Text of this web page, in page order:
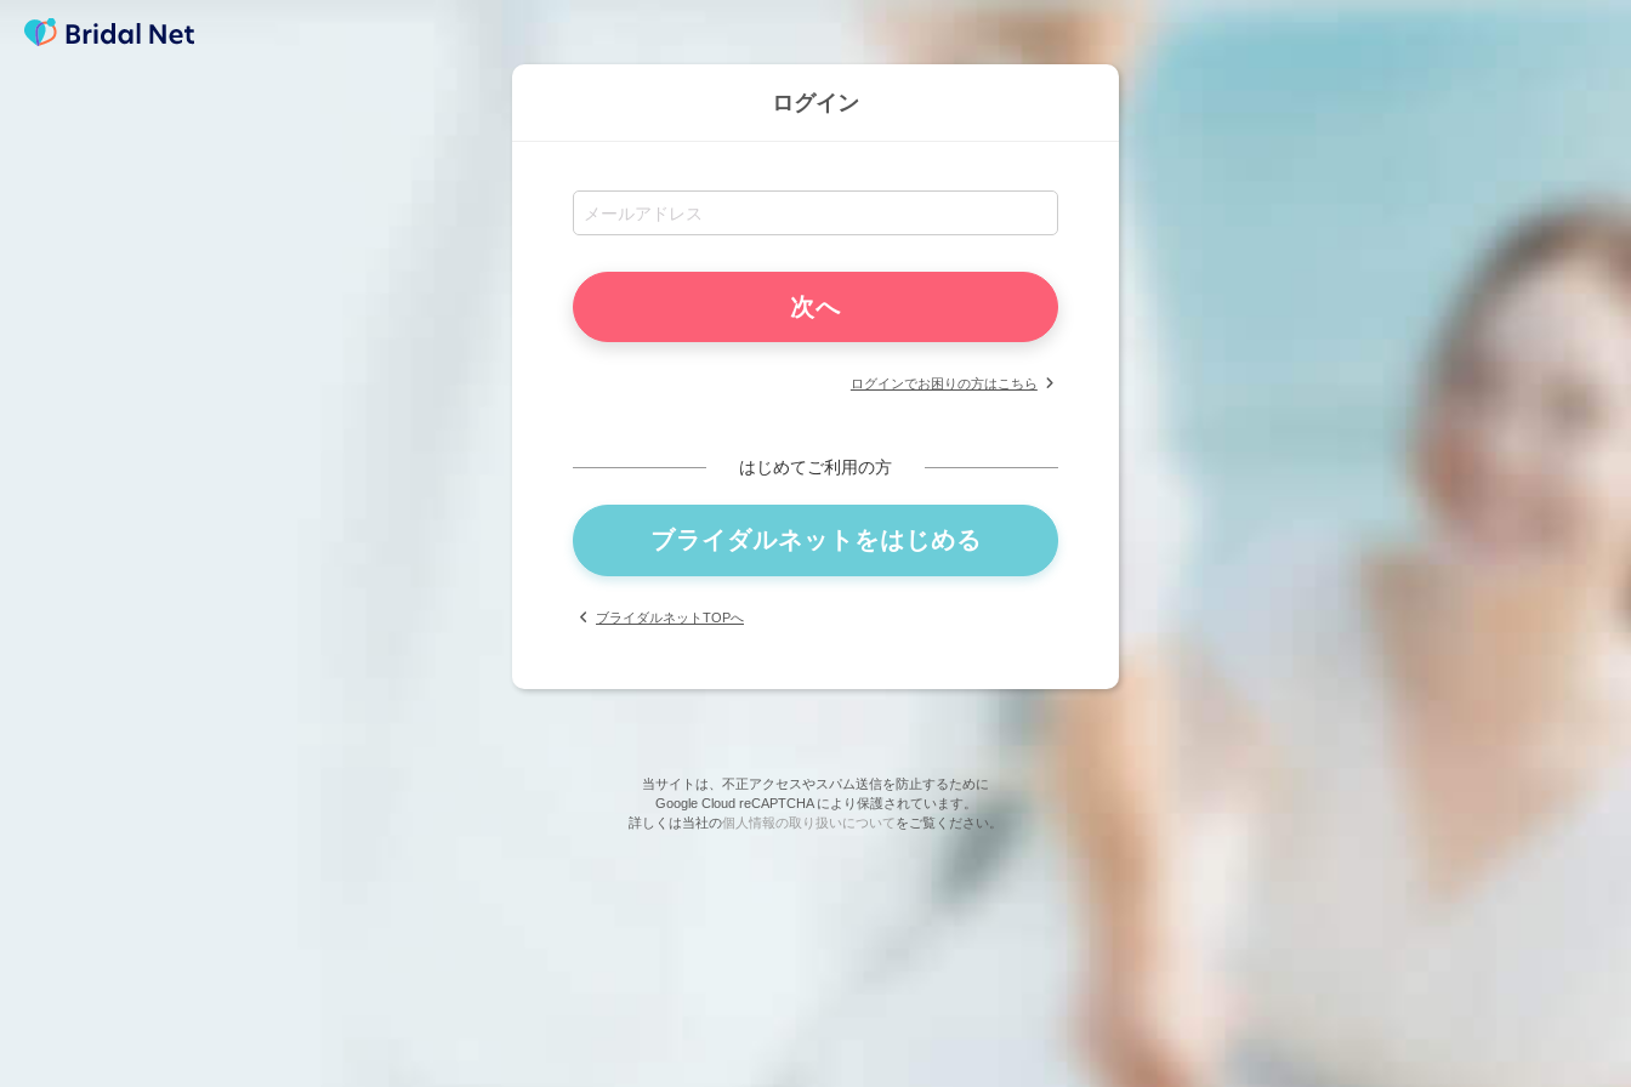
ログイン
ログインでお困りの方はこちら
はじめてご利用の方
ブライダルネットをはじめる
ブライダルネットTOPへ
当サイトは、不正アクセスやスパム送信を防止するために
Google Cloud reCAPTCHA により保護されています。
詳しくは当社の個人情報の取り扱いについてをご覧ください。